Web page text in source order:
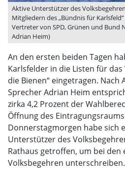
Aktive Unterstützer des
Mitgliedern des „Bündnis für
Vertreter von SPD, Grünen und Bund
Adrian Heim)
An den ersten beiden Tagen
Karlsfelder in die Listen für
die Bienen“ eingetragen. Nach
Sprecher Adrian Heim
zirka 4,2 Prozent der
Öffnung des
Donnerstagmorgen habe sich
Unterstützer des
Rathaus getroffen, um bei den
Volksbegehren unterschreiben.